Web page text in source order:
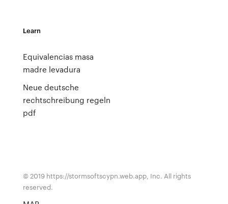
Learn
Equivalencias masa
madre levadura
Neue deutsche
rechtschreibung regeln
pdf
© 2019 https://stormsoftscypn.web.app, Inc. All rights
reserved.